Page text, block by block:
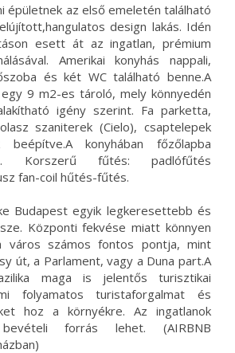
épületnek az első emeletén található
design lakás. Idén
esett át az ingatlan, prémium
Amerikai konyhás nappali,
és két WC található benne.A
9 m2-es tároló, mely könnyedén
igény szerint. Fa parketta,
szaniterek (Cielo), csaptelepek
konyhában főzőlapba
Korszerű fűtés: padlófűtés
fan-coil hűtés-fűtés.
Budapest egyik legkeresettebb és
Központi fekvése miatt könnyen
város számos fontos pontja, mint
út, a Parlament, vagy a Duna part.A
maga is jelentős turisztikai
folyamatos turistaforgalmat és
hoz a környékre. Az ingatlanok
forrás lehet. (AIRBNB